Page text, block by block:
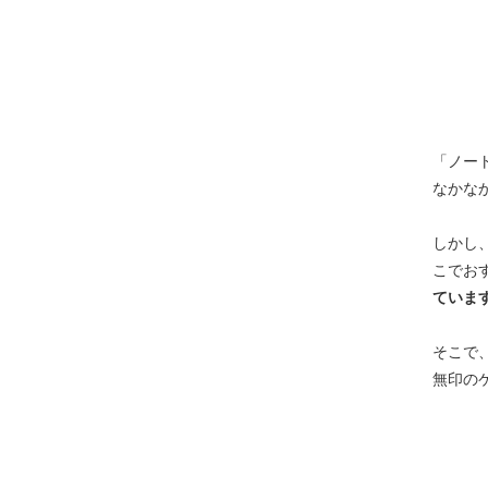
「ノ
なかな
しかし
こでお
ていま
そこで
無印の